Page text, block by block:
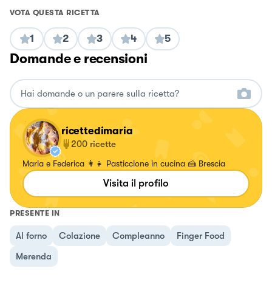
VOTA QUESTA RICETTA
1 2 3 4 5
Domande e recensioni
ricettedimaria
200 ricette
Maria e Federica 👩‍👧 Pasticcione in cucina 🍰 Brescia
Visita il profilo
PRESENTE IN
Al forno Colazione Compleanno
Finger Food
Merenda